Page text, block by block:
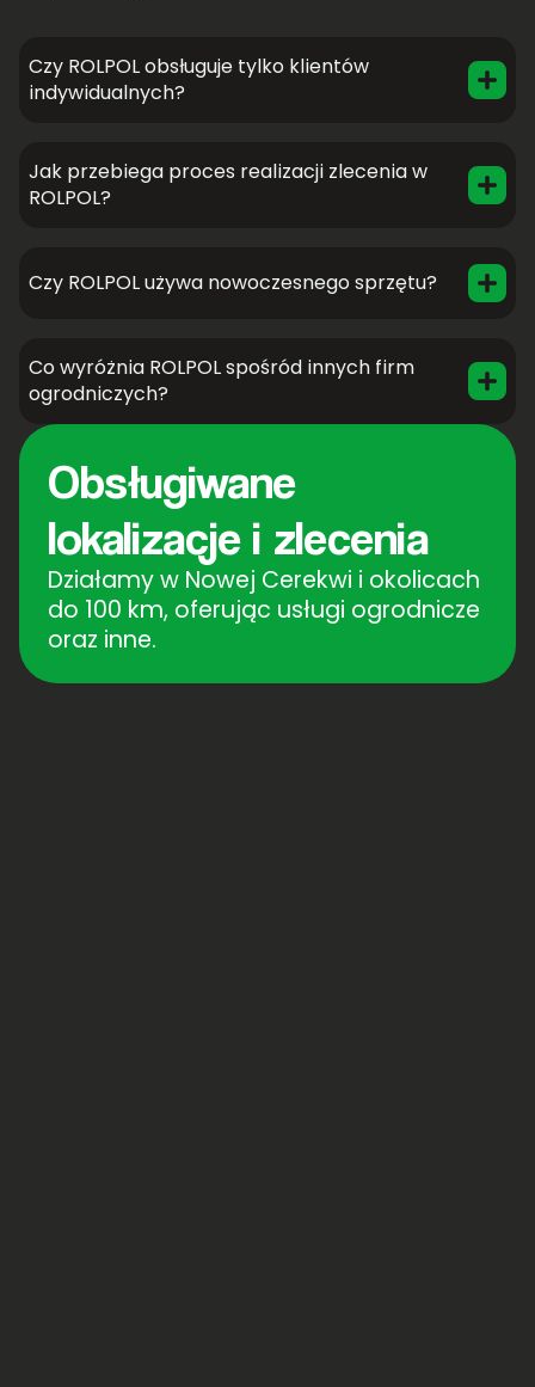
Czy ROLPOL obsługuje tylko klientów
indywidualnych?
Jak przebiega proces realizacji zlecenia w
ROLPOL?
Czy ROLPOL używa nowoczesnego sprzętu?
Co wyróżnia ROLPOL spośród innych firm
ogrodniczych?
Obsługiwane
lokalizacje i zlecenia
Działamy w Nowej Cerekwi i okolicach
do 100 km, oferując usługi ogrodnicze
oraz inne.